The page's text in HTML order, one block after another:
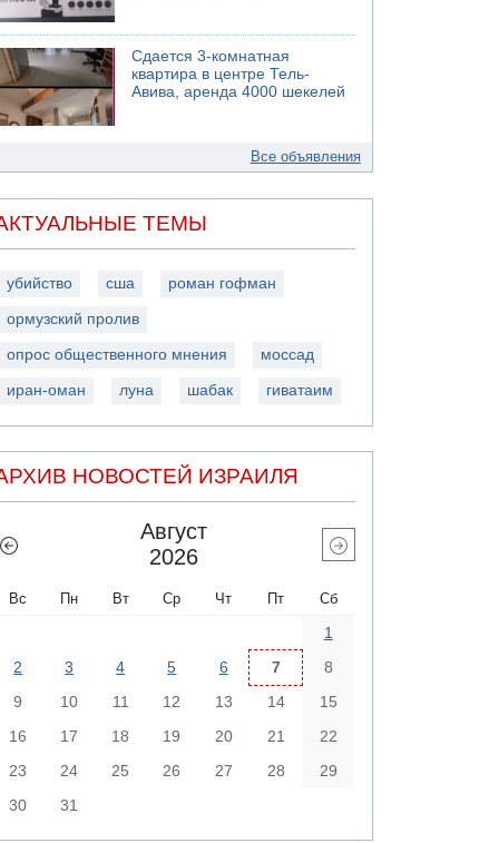
Сдается 3-комнатная
квартира в центре Тель-
Авива, аренда 4000 шекелей
Все объявления
ТЕМЫ
убийство сша роман гофман
ормузский пролив
опрос общественного мнения моссад
иран-оман луна шабак гиватаим
НОВОСТЕЙ ИЗРАИЛЯ
Август
2026
Вс Пн Вт Ср Чт Пт Сб
1
2
3 4 5 6 7
8
9
10 11 12 13 14
15
16
17 18 19 20 21
22
23
24 25 26 27 28
29
30
31